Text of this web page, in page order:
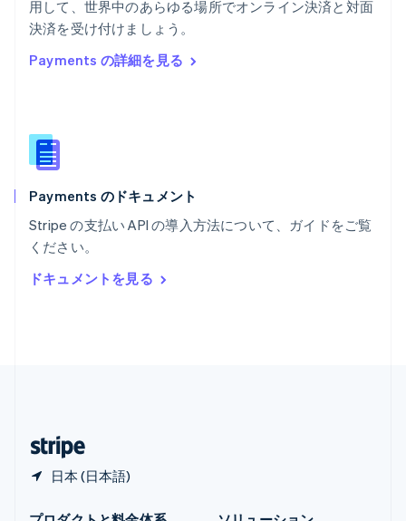
用して、世界中のあらゆる場所でオンライン決済と対面
決済を受け付けましょう。
Payments の詳細を見る
Payments のドキュメント
Stripe の支払い API の導入方法について、ガイドをご覧
ください。
ドキュメントを見る
日本 (日本語)
ポルトガル
PortuguêsEnglish
English
Español
ラトビア
リトアニア
リヒテンシュタイン
Deutsch
ルーマニア
English